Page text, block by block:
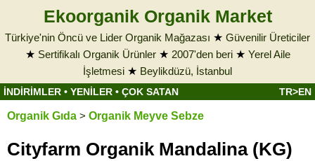
Ekoorganik Organik Market
Türkiye'nin Öncü ve Lider Organik Mağazası ★ Güvenilir Üreticiler
★ Sertifikalı Organik Ürünler★ 2007'den beri★ Yerel Aile
İşletmesi ★ Beylikdüzü, İstanbul
İNDİRİMLER • YENİLER • ÇOK SATAN TR>EN
Organik Gıda > Organik Meyve Sebze
Cityfarm Organik Mandalina (KG)